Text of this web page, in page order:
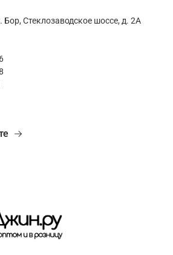
Бор, Стеклозаводское шоссе, д. 2А